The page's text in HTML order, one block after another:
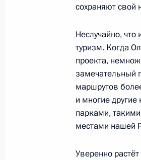
IV
15 декабря 2023
14 декабря
Итоги года с
сохраняют свой
Неслучайно,
туризм. Когда
проекта,
замечательный
маршрутов
и многие
парками,
местами нашей
Уверенно